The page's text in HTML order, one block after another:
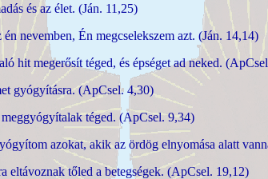
és az élet. (Ján. 11,25)
nevemben, Én megcselekszem azt. (Ján. 14,14)
hit megerősít téged, és épséget ad neked.
gyógyításra. (ApCsel. 4,30)
téged. (ApCsel. 9,34)
azokat, akik az ördög elnyomása alatt
eltávoznak tőled a betegségek. (ApCsel. 19,12)